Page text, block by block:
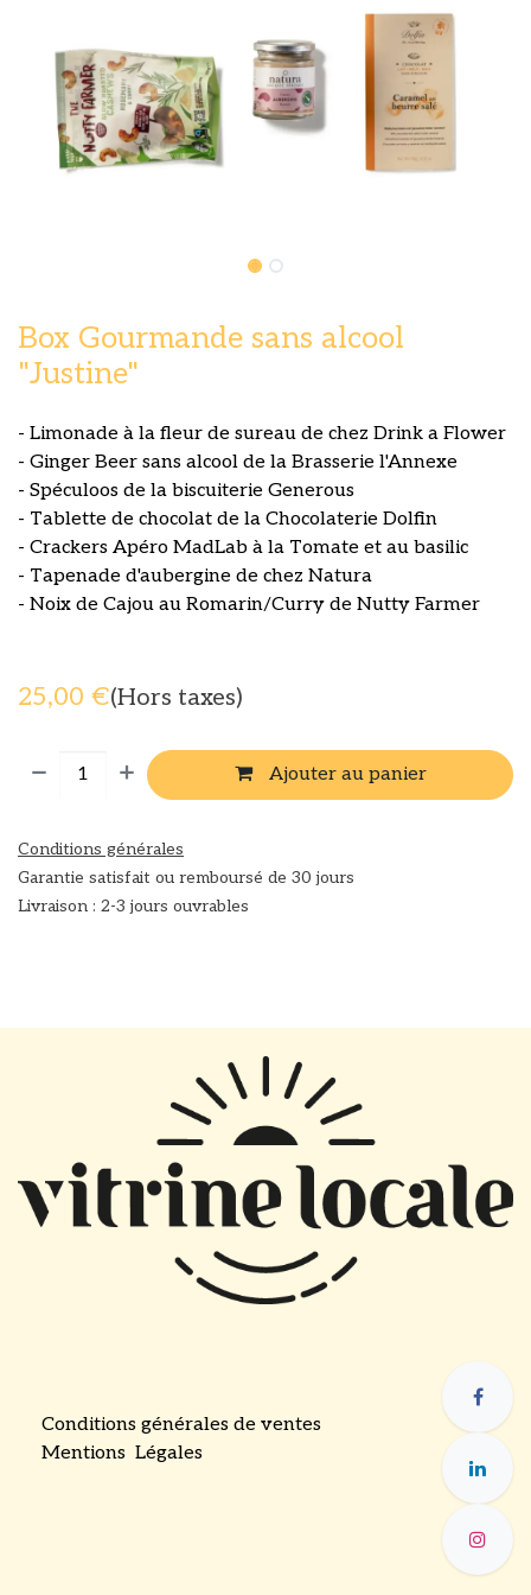
Box Gourmande sans alcool
"Justine"
- Limonade à la fleur de sureau de chez Drink a Flower
- Ginger Beer sans alcool de la Brasserie l'Annexe
- Spéculoos de la biscuiterie Generous
- Tablette de chocolat de la Chocolaterie Dolfin
- Crackers Apéro MadLab à la Tomate et au basilic
- Tapenade d'aubergine de chez Natura
- Noix de Cajou au Romarin/Curry de Nutty Farmer
25,00 €(Hors taxes)
Ajouter au panier
Conditions générales
Garantie satisfait ou remboursé de 30 jours
Livraison : 2-3 jours ouvrables
Conditions générales de ventes
Mentions Légales